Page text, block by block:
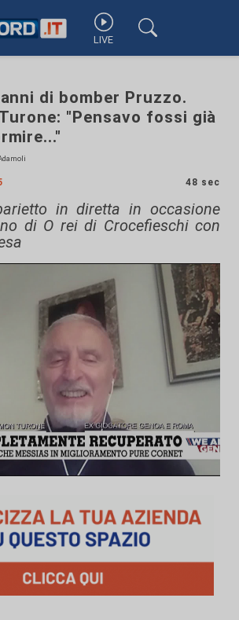
LIVE
di bomber Pruzzo.
"Pensavo fossi già
48 sec
in diretta in occasione
di O rei di Crocefieschi con